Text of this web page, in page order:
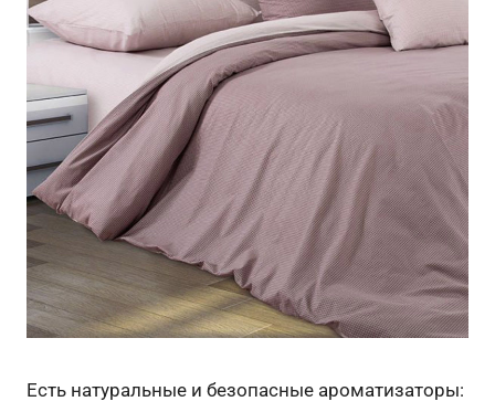
Есть натуральные и безопасные ароматизаторы: